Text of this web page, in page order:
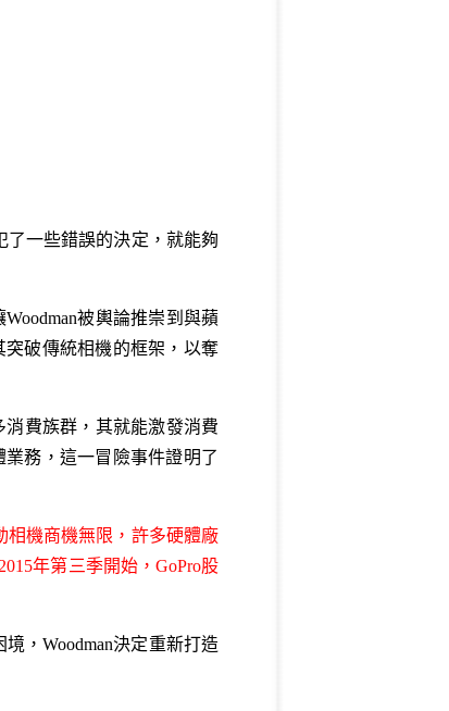
了一些錯誤的決定，就能夠
被輿論推崇到與蘋
破傳統相機的框架，以奪
消費族群，其就能激發消費
務，這一冒險事件證明了
相機商機無限，許多硬體廠
年第三季開始，GoPro股
，Woodman決定重新打造